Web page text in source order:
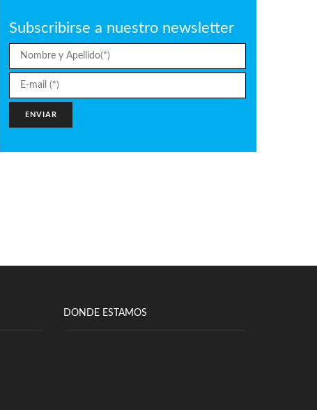
Subscribirse a nuestro newsletter
DONDE ESTAMOS